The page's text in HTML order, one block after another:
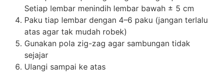
Setiap lembar menindih lembar bawah ± 5 cm
Paku tiap lembar dengan 4–6 paku (jangan terlalu
atas agar tak mudah robek)
Gunakan pola zig-zag agar sambungan tidak
sejajar
Ulangi sampai ke atas